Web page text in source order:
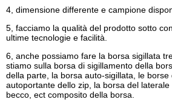
4, dimensione differente e campione
5, facciamo la qualità del prodotto sotto
ultime tecnologie e facilità.
6, anche possiamo fare la borsa sigillata
stiamo sulla borsa di sigillamento della
della parte, la borsa auto-sigillata, le
autoportante dello zip, la borsa del
becco, ect composito della borsa.